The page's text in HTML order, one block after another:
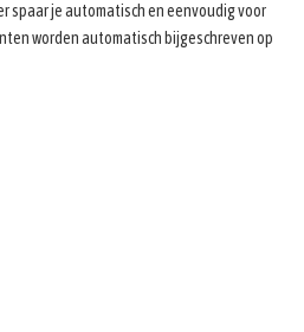
spaar je automatisch en eenvoudig voor
worden automatisch bijgeschreven op